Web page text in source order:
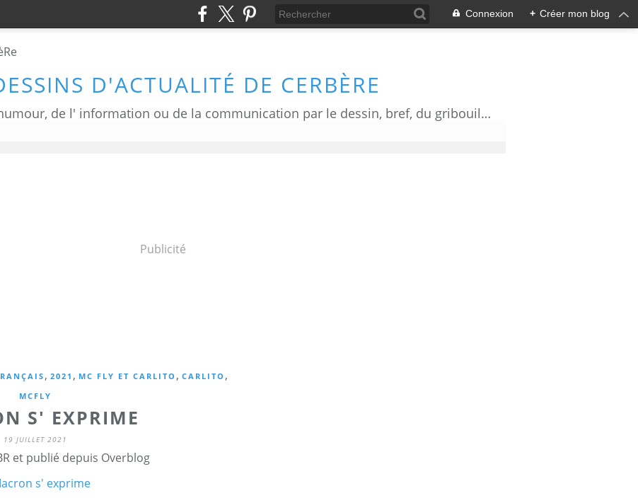
Connexion + Créer mon blog
D'ACTUALITÉ DE CERBÈRE
Du dessin d' actualité, de l' humour, de l' information ou de la communication par le dessin, bref, du gribouillage!
Publicité
, 2021 , MC FLY ET CARLITO , CARLITO ,
MCFLY
S' EXPRIME
19 JUILLET 2021
et publié depuis Overblog